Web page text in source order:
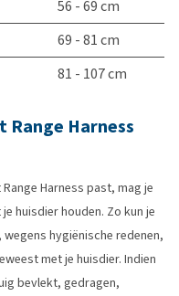
56 - 69 cm
69 - 81 cm
81 - 107 cm
Harness
Harness past, mag je
huisdier houden. Zo kun je
hygiënische redenen,
met je huisdier. Indien
bevlekt, gedragen,